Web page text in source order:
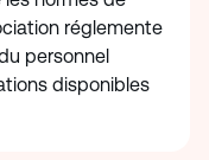
réglemente
personnel
disponibles